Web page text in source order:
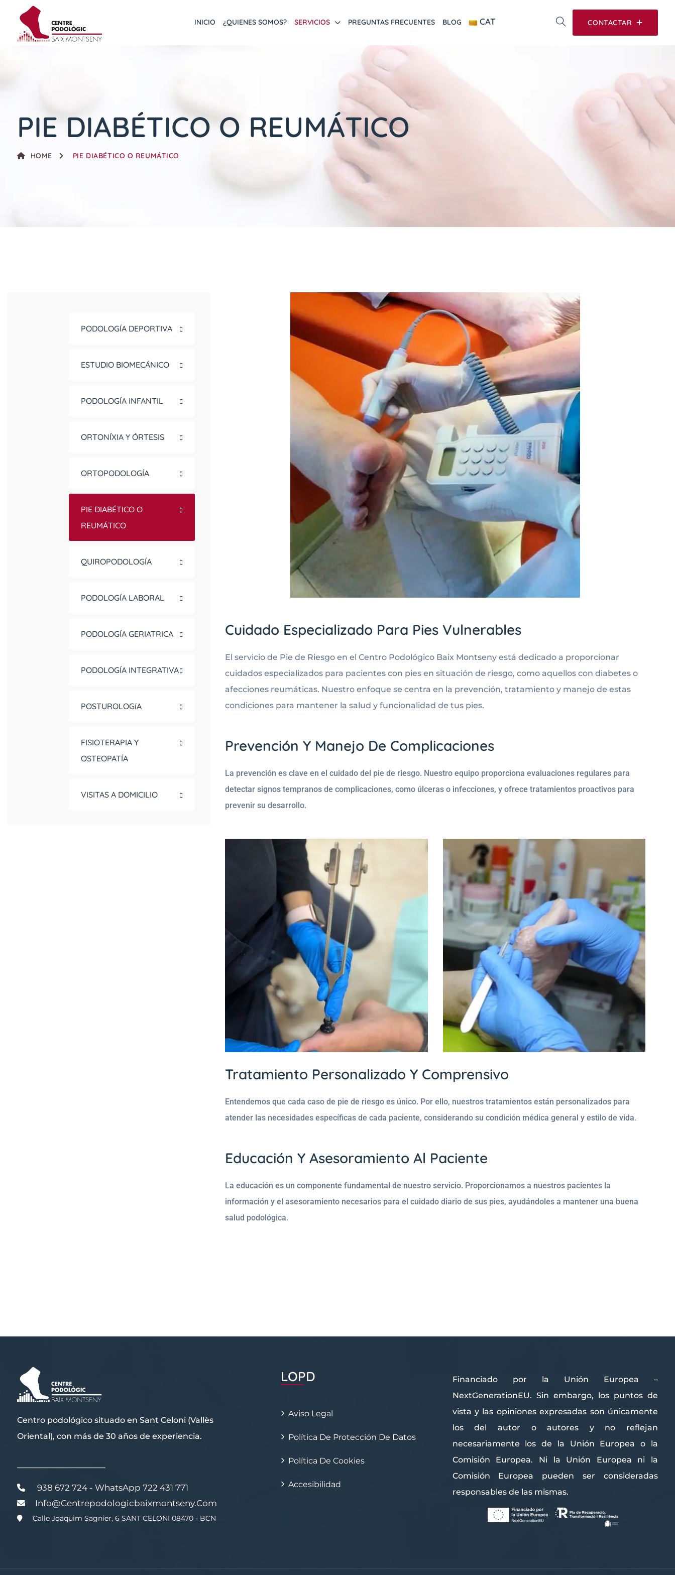
INICIO ¿QUIENES SOMOS? SERVICIOS PREGUNTAS FRECUENTES BLOG CAT CONTACTAR
PIE DIABÉTICO O REUMÁTICO
HOME PIE DIABÉTICO O REUMÁTICO
PODOLOGÍA DEPORTIVA
ESTUDIO BIOMECÁNICO
PODOLOGÍA INFANTIL
ORTONÍXIA Y ÓRTESIS
ORTOPODOLOGÍA
PIE DIABÉTICO O
REUMÁTICO
QUIROPODOLOGÍA
PODOLOGÍA LABORAL
PODOLOGÍA GERIATRICA
PODOLOGÍA INTEGRATIVA
POSTUROLOGíA
FISIOTERAPIA Y
OSTEOPATÍA
VISITAS A DOMICILIO
Cuidado Especializado Para Pies Vulnerables
El servicio de Pie de Riesgo en el Centro Podológico Baix Montseny está dedicado a proporcionar
cuidados especializados para pacientes con pies en situación de riesgo, como aquellos con diabetes o
afecciones reumáticas. Nuestro enfoque se centra en la prevención, tratamiento y manejo de estas
condiciones para mantener la salud y funcionalidad de tus pies.
Prevención Y Manejo De Complicaciones
La prevención es clave en el cuidado del pie de riesgo. Nuestro equipo proporciona evaluaciones regulares para
detectar signos tempranos de complicaciones, como úlceras o infecciones, y ofrece tratamientos proactivos para
prevenir su desarrollo.
Tratamiento Personalizado Y Comprensivo
Entendemos que cada caso de pie de riesgo es único. Por ello, nuestros tratamientos están personalizados para
atender las necesidades específicas de cada paciente, considerando su condición médica general y estilo de vida.
Educación Y Asesoramiento Al Paciente
La educación es un componente fundamental de nuestro servicio. Proporcionamos a nuestros pacientes la
información y el asesoramiento necesarios para el cuidado diario de sus pies, ayudándoles a mantener una buena
salud podológica.
Centro podológico situado en Sant Celoni (Vallès
Oriental), con más de 30 años de experiencia.
———————————
938 672 724 - WhatsApp 722 431 771
Info@centrepodologicbaixmontseny.com
Calle Joaquim Sagnier, 6 SANT CELONI 08470 - BCN
LOPD
Aviso Legal
Política De Protección De Datos
Política De Cookies
Accesibilidad
Financiado por la Unión Europea –
NextGenerationEU. Sin embargo, los puntos de
vista y las opiniones expresadas son únicamente
los del autor o autores y no reflejan
necesariamente los de la Unión Europea o la
Comisión Europea. Ni la Unión Europea ni la
Comisión Europea pueden ser consideradas
responsables de las mismas.